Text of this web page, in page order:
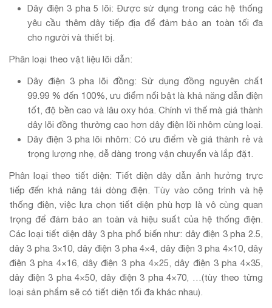
Dây điện 3 pha 5 lõi: Được sử dụng trong các hệ thống
yêu cầu thêm dây tiếp địa để đảm bảo an toàn tối đa
cho người và thiết bị.
Phân loại theo vật liệu lõi dẫn:
Dây điện 3 pha lõi đồng: Sử dụng đồng nguyên chất
99.99 % đến 100%, ưu điểm nổi bật là khả năng dẫn điện
tốt, độ bền cao và lâu oxy hóa. Chính vì thế mà giá thành
dây lõi đồng thường cao hơn dây điện lõi nhôm cùng loại.
Dây điện 3 pha lõi nhôm: Có ưu điểm về giá thành rẻ và
trọng lượng nhẹ, dễ dàng trong vận chuyển và lắp đặt.
Phân loại theo tiết diện: Tiết diện dây dẫn ảnh hưởng trực
tiếp đến khả năng tải dòng điện. Tùy vào công trình và hệ
thống điện, việc lựa chọn tiết diện phù hợp là vô cùng quan
trọng để đảm bảo an toàn và hiệu suất của hệ thống điện.
Các loại tiết diện dây 3 pha phổ biến như: dây điện 3 pha 2.5,
dây 3 pha 3×10, dây điện 3 pha 4×4, dây điện 3 pha 4×10, dây
điện 3 pha 4×16, dây điện 3 pha 4×25, dây điện 3 pha 4×35,
dây điện 3 pha 4×50, dây điện 3 pha 4×70, …(tùy theo từng
loại sản phẩm sẽ có tiết diện tối đa khác nhau).